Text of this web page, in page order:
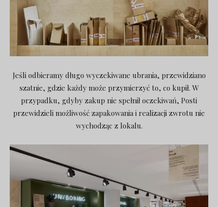
Jeśli odbieramy długo wyczekiwane ubrania, przewidziano
szatnie, gdzie każdy może przymierzyć to, co kupił. W
przypadku, gdyby zakup nie spełnił oczekiwań, Posti
przewidzieli możliwość zapakowania i realizacji zwrotu nie
wychodząc z lokalu.